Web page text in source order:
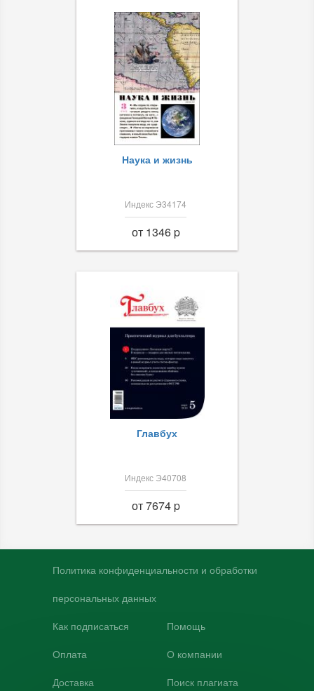
Наука и жизнь
Индекс Э34174
от 1346 p
Главбух
Индекс Э40708
от 7674 p
Политика конфиденциальности и обработки
персональных данных
Как подписаться
Оплата
Доставка
Помощь
О компании
Поиск плагиата